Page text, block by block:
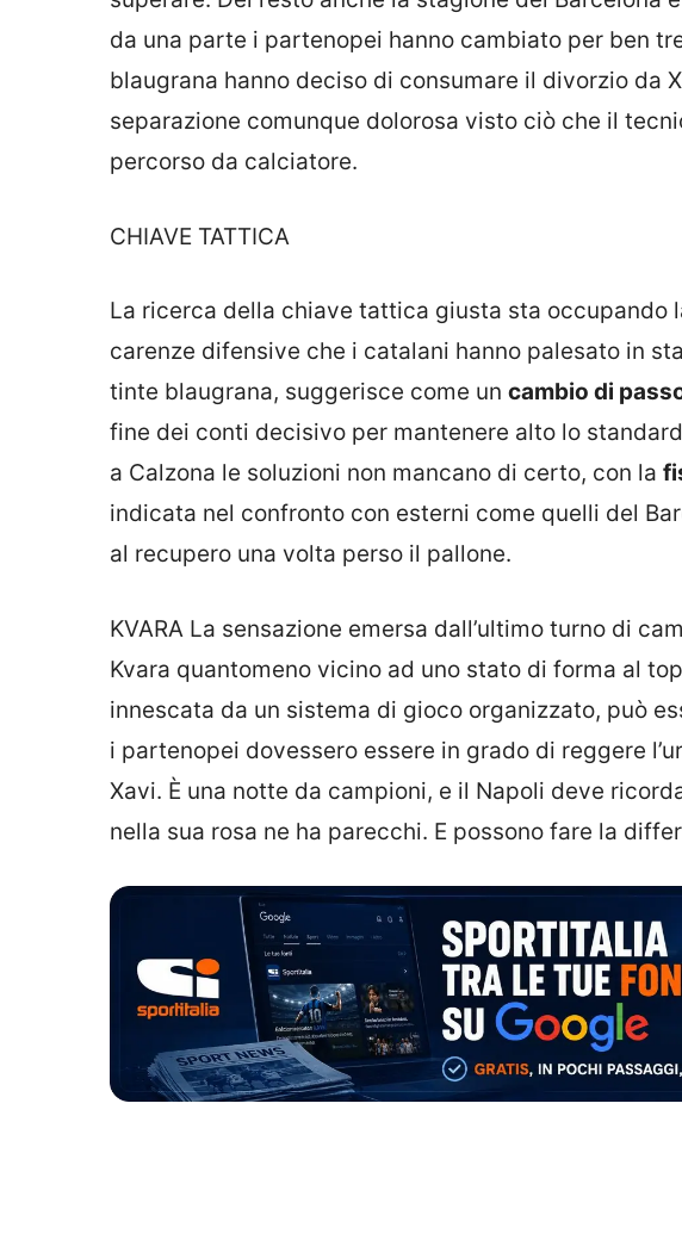
da una parte i partenopei hanno cambiato per ben
blaugrana hanno deciso di consumare il divorzio da
separazione comunque dolorosa visto ciò che il
percorso da calciatore.
CHIAVE TATTICA
La ricerca della chiave tattica giusta sta occupando
carenze difensive che i catalani hanno palesato in
tinte blaugrana, suggerisce come un cambio di
fine dei conti decisivo per mantenere alto lo
a Calzona le soluzioni non mancano di certo, con la
indicata nel confronto con esterni come quelli del
al recupero una volta perso il pallone.
KVARA La sensazione emersa dall’ultimo turno di
Kvara quantomeno vicino ad uno stato di forma al
innescata da un sistema di gioco organizzato, può
i partenopei dovessero essere in grado di reggere
Xavi. È una notte da campioni, e il Napoli deve
nella sua rosa ne ha parecchi. E possono fare la